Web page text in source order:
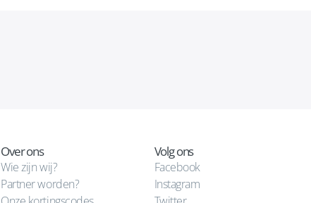
Over ons
Wie zijn wij?
Partner worden?
Volg ons
Facebook
Instagram